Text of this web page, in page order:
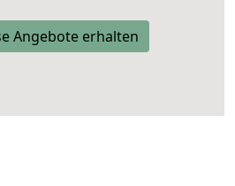
Angebote erhalten